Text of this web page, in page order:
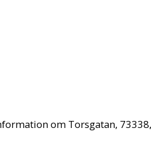
om Torsgatan,